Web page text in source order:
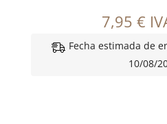
7,95 €
Fecha estimada de
10/08/